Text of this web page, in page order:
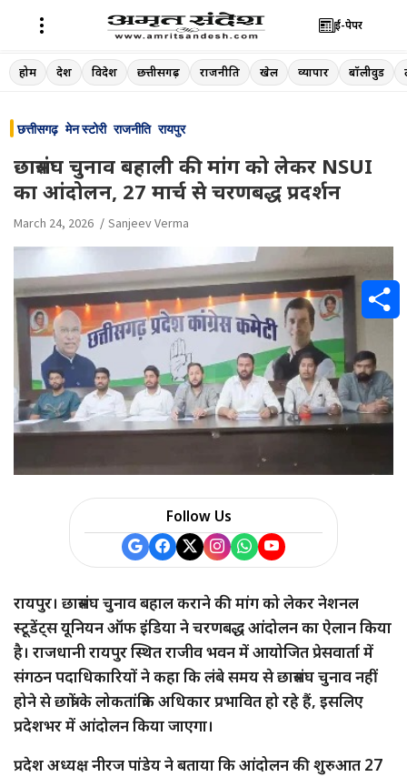
Skip
to
ई-पेपर
होम देश विदेश छत्तीसगढ़ राजनीति खेल व्यापार बॉलीवुड
छत्तीसगढ़ मेन स्टोरी राजनीति रायपुर
छात्रसंघ चुनाव बहाली की मांग को लेकर NSUI
का आंदोलन, 27 मार्च से चरणबद्ध प्रदर्शन
March 24, 2026 Sanjeev Verma
Follow Us
रायपुर। छात्रसंघ चुनाव बहाल कराने की मांग को लेकर नेशनल
स्टूडेंट्स यूनियन ऑफ इंडिया ने चरणबद्ध आंदोलन का ऐलान किया
है। राजधानी रायपुर स्थित राजीव भवन में आयोजित प्रेसवार्ता में
संगठन पदाधिकारियों ने कहा कि लंबे समय से छात्रसंघ चुनाव नहीं
होने से छात्रों के लोकतांत्रिक अधिकार प्रभावित हो रहे हैं, इसलिए
प्रदेशभर में आंदोलन किया जाएगा।
प्रदेश अध्यक्ष नीरज पांडेय ने बताया कि आंदोलन की शुरुआत 27
h
a